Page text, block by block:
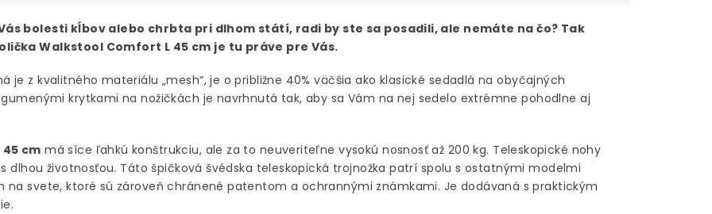
bolesti kĺbov alebo chrbta pri dlhom státí, radi by ste sa posadili, ale nemáte na čo? Tak
Walkstool Comfort L 45 cm je tu práve pre Vás.
je z kvalitného materiálu „mesh“, je o približne 40% väčšia ako klasické sedadlá na obyčajných
krytkami na nožičkách je navrhnutá tak, aby sa Vám na nej sedelo extrémne pohodlne aj
cm má síce ľahkú konštrukciu, ale za to neuveriteľne vysokú nosnosť až 200 kg. Teleskopické nohy
dlhou životnosťou. Táto špičková švédska teleskopická trojnožka patrí spolu s ostatnými modelmi
svete, ktoré sú zároveň chránené patentom a ochrannými známkami. Je dodávaná s praktickým